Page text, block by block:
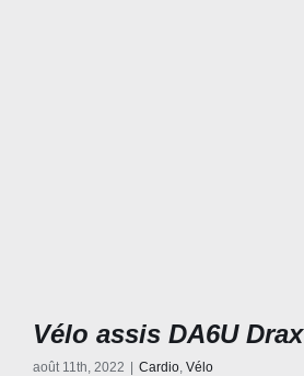
Vélo assis DA6U Drax
août 11th, 2022 Cardio, Vélo